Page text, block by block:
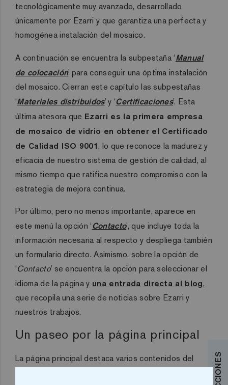
tecnológicamente muy avanzado, desarrollado
únicamente por Ezarri y que garantiza una perfecta y
homogénea instalación del mosaico.
A continuación se encuentra la subpestaña ‘Manual
de colocación’ para conseguir una óptima instalación
del mosaico. Cierran este capítulo las subpestañas
‘Materiales distribuidos’ y ‘Certificaciones’. Esta
última atesora que Ezarri es la primera empresa
de mosaico de vidrio en obtener el Certificado
de Calidad ISO 9001, lo que reconoce la madurez y
eficacia de nuestro sistema de gestión de calidad, al
mismo tiempo que ratifica nuestro compromiso con la
estrategia de mejora continua.
Por último, pero no menos importante, aparece en
este menú la opción ‘Contacto’, que incluye toda la
información necesaria al respecto y despliega también
un formulario directo. Asimismo, sobre la opción de
‘Contacto’ se encuentra la opción para seleccionar el
idioma de la página y una entrada directa al blog,
que recopila una serie de noticias sobre Ezarri y
nuestros trabajos.
Un paseo por la página principal
La página principal destaca varios contenidos del